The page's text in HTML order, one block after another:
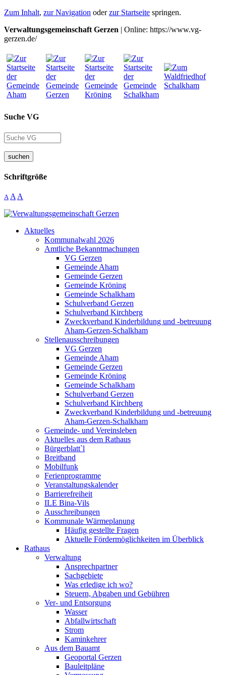
Zum Inhalt, zur Navigation oderzur Startseite springen.
Verwaltungsgemeinschaft Gerzen | Online: https://www.vg-
gerzen.de/
Suche VG
suchen
Schriftgröße
A A A
Aktuelles
Kommunalwahl 2026
Amtliche Bekanntmachungen
VG Gerzen
Gemeinde Aham
Gemeinde Gerzen
Gemeinde Kröning
Gemeinde Schalkham
Schulverband Gerzen
Schulverband Kirchberg
Zweckverband Kinderbildung und -betreuung
Aham-Gerzen-Schalkham
Stellenausschreibungen
VG Gerzen
Gemeinde Aham
Gemeinde Gerzen
Gemeinde Kröning
Gemeinde Schalkham
Schulverband Gerzen
Schulverband Kirchberg
Zweckverband Kinderbildung und -betreuung
Aham-Gerzen-Schalkham
Gemeinde- und Vereinsleben
Aktuelles aus dem Rathaus
Bürgerblatt`l
Breitband
Mobilfunk
Ferienprogramme
Veranstaltungskalender
Barrierefreiheit
ILE Bina-Vils
Ausschreibungen
Kommunale Wärmeplanung
Häufig gestellte Fragen
Aktuelle Fördermöglichkeiten im Überblick
Rathaus
Verwaltung
Ansprechpartner
Sachgebiete
Was erledige ich wo?
Steuern, Abgaben und Gebühren
Ver- und Entsorgung
Wasser
Abfallwirtschaft
Strom
Kaminkehrer
Aus dem Bauamt
Geoportal Gerzen
Bauleitpläne